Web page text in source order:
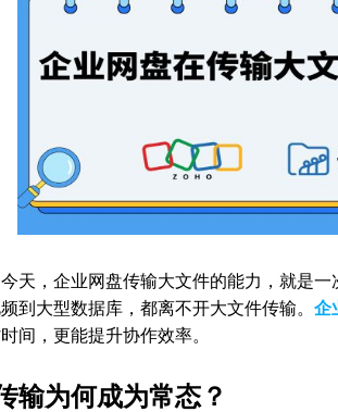
天，企业网盘传输大文件的能力，就是
到大型数据库，都离不开大文件传输。企
间，更能提升协作效率。
输为何成为常态？